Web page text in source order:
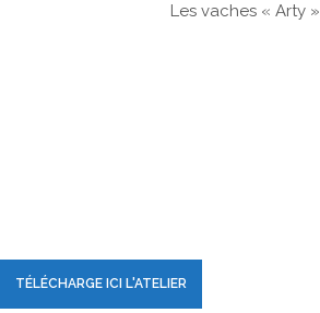
Les vaches « Arty »
TÉLÉCHARGE ICI L'ATELIER